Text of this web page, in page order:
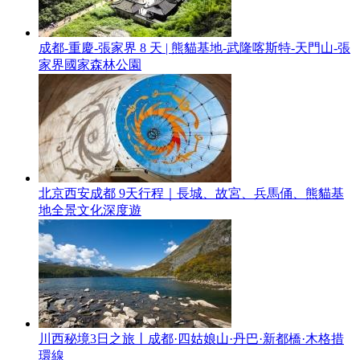
成都-重慶-張家界 8 天 | 熊貓基地-武隆喀斯特-天門山-張
家界國家森林公園
北京西安成都 9天行程｜長城、故宮、兵馬俑、熊貓基
地全景文化深度遊
川西秘境3日之旅丨成都·四姑娘山·丹巴·新都橋·木格措
環線